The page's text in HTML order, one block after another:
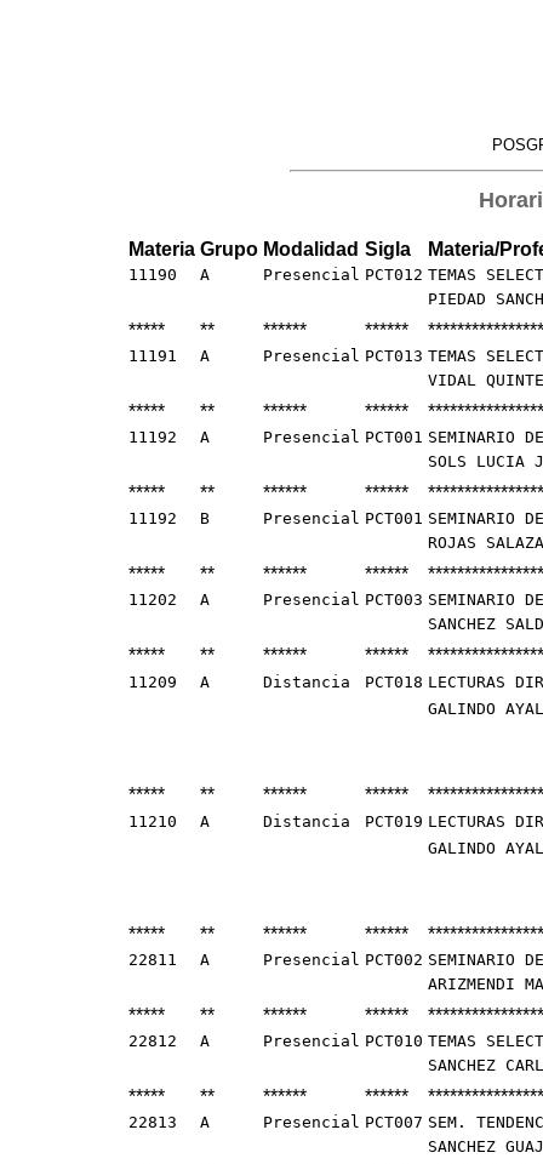
Materia Grupo Modalidad Sigla Materia/
11190 A Presencial PCT012 TEMAS
PIEDAD
***** ** ****** ******
11191 A Presencial PCT013 TEMAS
VIDAL
***** ** ****** ******
11192 A Presencial PCT001 SEMINARIO
SOLS LUCIA
***** ** ****** ******
11192 B Presencial PCT001 SEMINARIO
ROJAS
***** ** ****** ******
11202 A Presencial PCT003 SEMINARIO
SANCHEZ
***** ** ****** ******
11209 A Distancia PCT018 LECTURAS
GALINDO
***** ** ****** ******
11210 A Distancia PCT019 LECTURAS
GALINDO
***** ** ****** ******
22811 A Presencial PCT002 SEMINARIO
ARIZMENDI
***** ** ****** ******
22812 A Presencial PCT010 TEMAS
SANCHEZ
***** ** ****** ******
22813 A Presencial PCT007 SEM.
SANCHEZ